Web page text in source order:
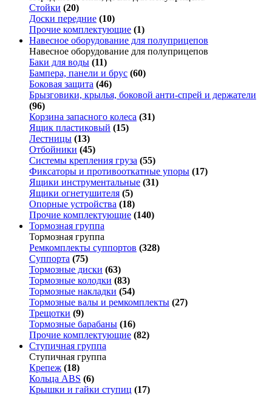
Стойки (20)
Доски передние (10)
Прочие комплектующие (1)
Навесное оборудование для полуприцепов
Навесное оборудование для полуприцепов
Баки для воды (11)
Бампера, панели и брус (60)
Боковая защита (46)
Брызговики, крылья, боковой анти-спрей и держатели
(96)
Корзина запасного колеса (31)
Ящик пластиковый (15)
Лестницы (13)
Отбойники (45)
Системы крепления груза (55)
Фиксаторы и противооткатные упоры (17)
Ящики инструментальные (31)
Ящики огнетушителя (5)
Опорные устройства (18)
Прочие комплектующие (140)
Тормозная группа
Тормозная группа
Ремкомплекты суппортов (328)
Суппорта (75)
Тормозные диски (63)
Тормозные колодки (83)
Тормозные накладки (54)
Тормозные валы и ремкомплекты (27)
Трещотки (9)
Тормозные барабаны (16)
Прочие комплектующие (82)
Ступичная группа
Ступичная группа
Крепеж (18)
Кольца ABS (6)
Крышки и гайки ступиц (17)